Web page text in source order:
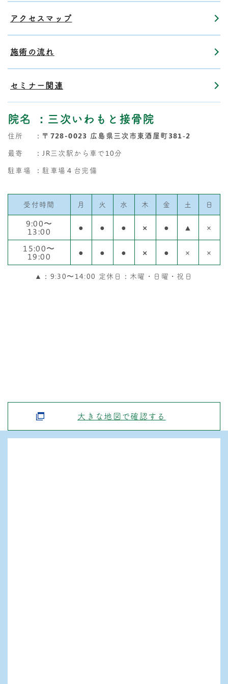
アクセスマップ
施術の流れ
セミナー関連
院名 ：三次いわもと接骨院
住所 ： 〒728-0023 広島県三次市東酒屋町381‐2
最寄
：JR三次駅から車で10分
駐車場
：駐車場４台完備
受付時間 月 火 水 木 金 土 日
9:00〜
13:00 ● ● ● × ● ▲
×
15:00〜
19:00 ● ● ● × ● × ×
▲：9:30〜14:00 定休日：木曜・日曜・祝日
大きな地図で確認する